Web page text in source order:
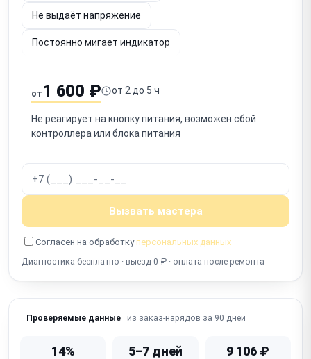
Не выдаёт напряжение
Постоянно мигает индикатор
Срабатывает защита Запах гари
Не включается после отключения
от 1 600 ₽ от 2 до 5 ч
Не реагирует на кнопку питания, возможен сбой
контроллера или блока питания
Вызвать мастера
Согласен на обработку персональных данных
Диагностика бесплатно · выезд 0 ₽ · оплата после ремонта
Проверяемые данные из заказ-нарядов за 90 дней
14% 5–7 дней 9 106 ₽